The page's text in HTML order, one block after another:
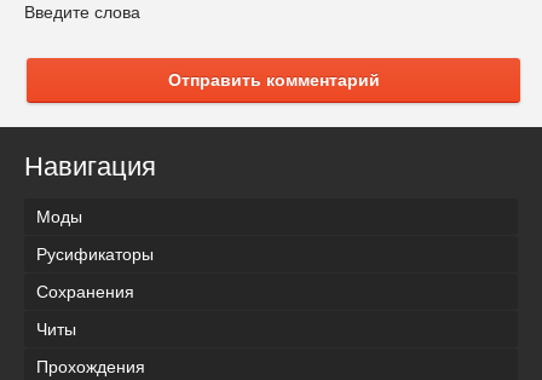
Введите слова
Отправить комментарий
Навигация
Моды
Русификаторы
Сохранения
Читы
Прохождения